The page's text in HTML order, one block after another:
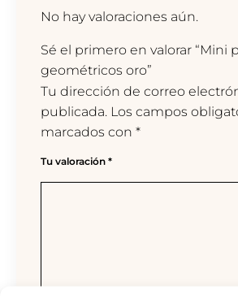
No hay valoraciones aún.
Sé el primero en valorar “Mini
geométricos oro”
Tu dirección de correo
publicada. Los campos
marcados con *
Tu valoración *